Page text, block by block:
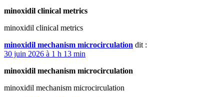
minoxidil clinical metrics
minoxidil clinical metrics
minoxidil mechanism microcirculation dit :
30 juin 2026 à 1 h 13 min
minoxidil mechanism microcirculation
minoxidil mechanism microcirculation